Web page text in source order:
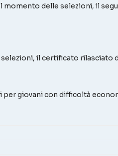
momento delle selezioni, il
il certificato rilasciato
per giovani con difficoltà